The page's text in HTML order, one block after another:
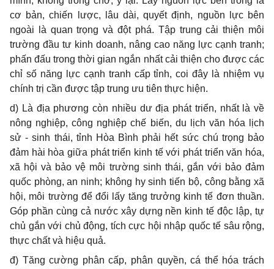
cơ bản, chiến lược, lâu dài, quyết định, nguồn lực bên
ngoài là quan trọng và đột phá. Tập trung cải thiện môi
trường đầu tư kinh doanh, nâng cao năng lực cạnh tranh;
phấn đấu trong thời gian ngắn nhất cải thiện cho được các
chỉ số năng lực cạnh tranh cấp tỉnh, coi đây là nhiệm vụ
chính trị cần được tập trung ưu tiên thực hiện.
d) Là địa phương còn nhiều dư địa phát triển, nhất là về
nông nghiệp, công nghiệp chế biến, du lịch văn hóa lịch
sử - sinh thái, tỉnh Hòa Bình phải hết sức chú trọng bảo
đảm hài hòa giữa phát triển kinh tế với phát triển văn hóa,
xã hội và bảo vệ môi trường sinh thái, gắn với bảo đảm
quốc phòng, an ninh; không hy sinh tiến bộ, công bằng xã
hội, môi trường để đổi lấy tăng trưởng kinh tế đơn thuần.
Góp phần cùng cả nước xây dựng nền kinh tế độc lập, tự
chủ gắn với chủ động, tích cực hội nhập quốc tế sâu rộng,
thực chất và hiệu quả.
đ) Tăng cường phân cấp, phân quyền, cá thể hóa trách